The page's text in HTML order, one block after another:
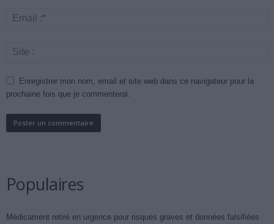
Enregistrer mon nom, email et site web dans ce navigateur pour la
prochaine fois que je commenterai.
Populaires
Médicament retiré en urgence pour risques graves et données falsifiées